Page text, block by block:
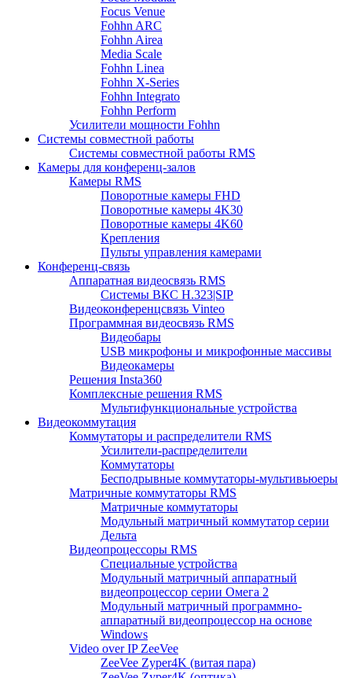
Focus Venue
Fohhn ARC
Fohhn Airea
Media Scale
Fohhn Linea
Fohhn X-Series
Fohhn Integrato
Fohhn Perform
Усилители мощности Fohhn
Системы совместной работы
Системы совместной работы RMS
Камеры для конференц-залов
Камеры RMS
Поворотные камеры FHD
Поворотные камеры 4K30
Поворотные камеры 4K60
Крепления
Пульты управления камерами
Конференц-связь
Аппаратная видеосвязь RMS
Системы ВКС H.323|SIP
Видеоконференцсвязь Vinteo
Программная видеосвязь RMS
Видеобары
USB микрофоны и микрофонные массивы
Видеокамеры
Решения Insta360
Комплексные решения RMS
Мультифункциональные устройства
Видеокоммутация
Коммутаторы и распределители RMS
Усилители-распределители
Коммутаторы
Бесподрывные коммутаторы-мультивьюеры
Матричные коммутаторы RMS
Матричные коммутаторы
Модульный матричный коммутатор серии
Дельта
Видеопроцессоры RMS
Специальные устройства
Модульный матричный аппаратный
видеопроцессор серии Омега 2
Модульный матричный программно-
аппаратный видеопроцессор на основе
Windows
Video over IP ZeeVee
ZeeVee Zyper4K (витая пара)